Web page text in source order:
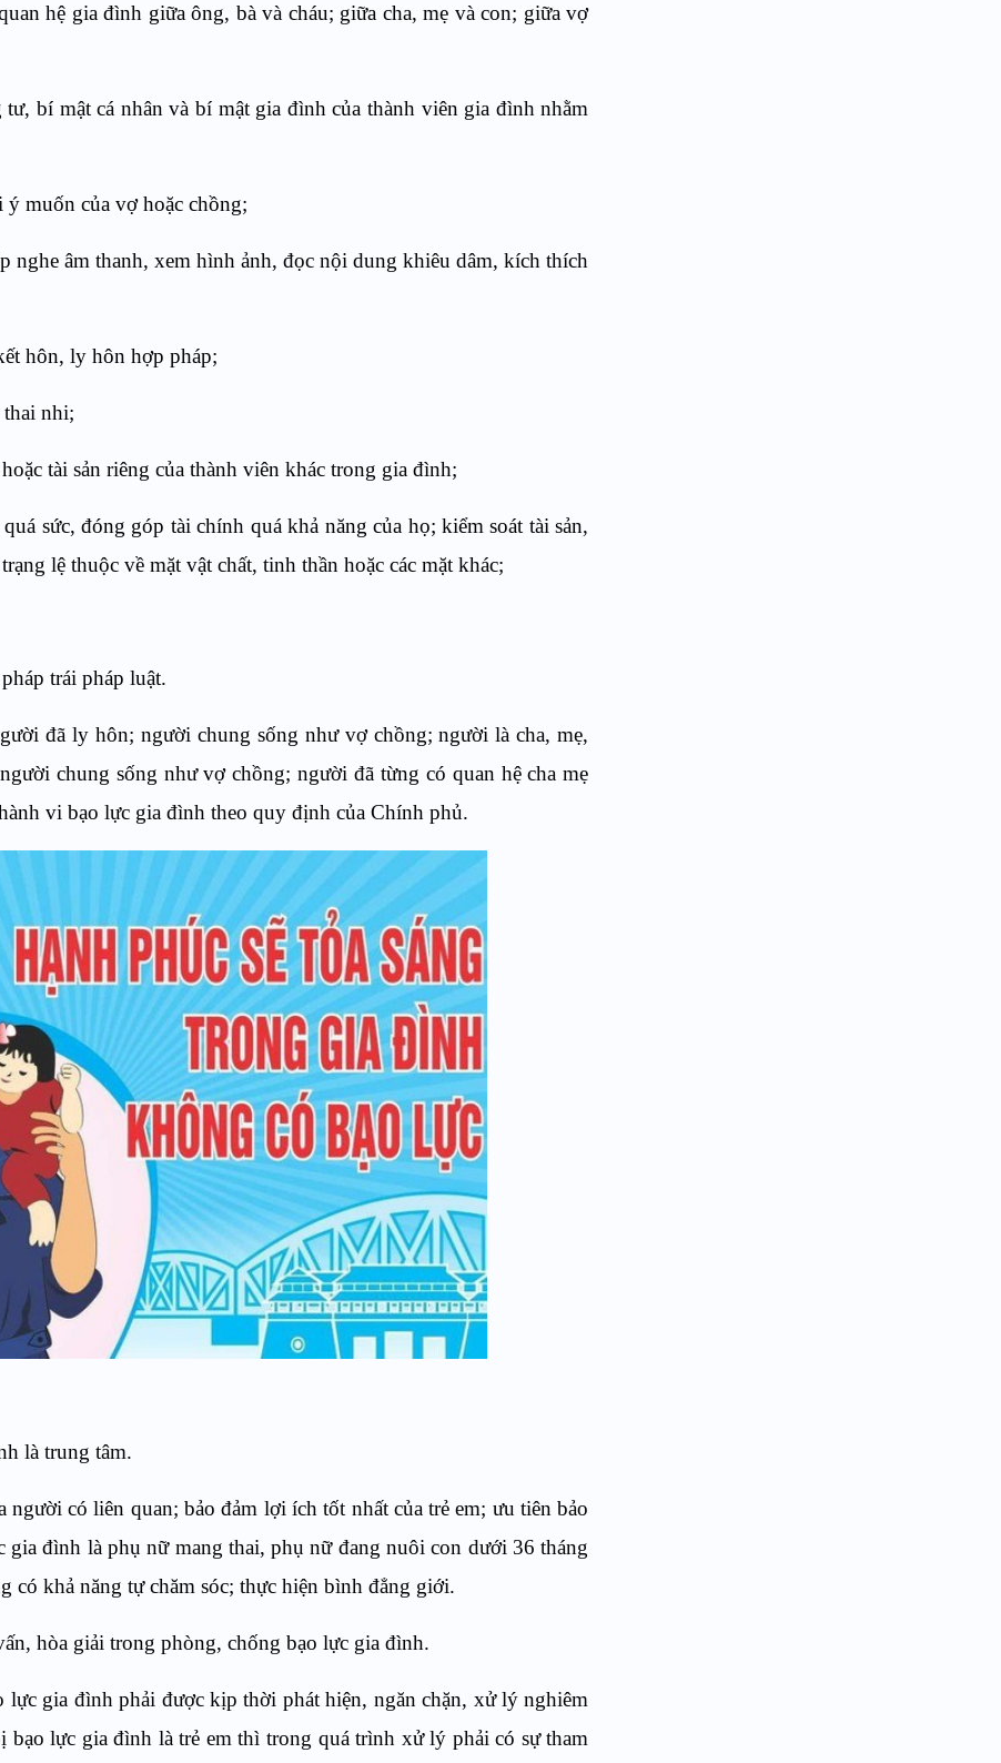
hệ gia đình giữa ông, bà và cháu; giữa cha, mẹ và con; giữa vợ
bí mật cá nhân và bí mật gia đình của thành viên gia đình nhằm
muốn của vợ hoặc chồng;
nghe âm thanh, xem hình ảnh, đọc nội dung khiêu dâm, kích thích
hôn, ly hôn hợp pháp;
nhi;
tài sản riêng của thành viên khác trong gia đình;
sức, đóng góp tài chính quá khả năng của họ; kiểm soát tài sản,
lệ thuộc về mặt vật chất, tinh thần hoặc các mặt khác;
trái pháp luật.
đã ly hôn; người chung sống như vợ chồng; người là cha, mẹ,
chung sống như vợ chồng; người đã từng có quan hệ cha mẹ
vi bạo lực gia đình theo quy định của Chính phủ.
là trung tâm.
có liên quan; bảo đảm lợi ích tốt nhất của trẻ em; ưu tiên bảo
đình là phụ nữ mang thai, phụ nữ đang nuôi con dưới 36 tháng
khả năng tự chăm sóc; thực hiện bình đẳng giới.
hòa giải trong phòng, chống bạo lực gia đình.
gia đình phải được kịp thời phát hiện, ngăn chặn, xử lý nghiêm
lực gia đình là trẻ em thì trong quá trình xử lý phải có sự tham